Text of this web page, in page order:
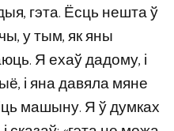
гэта. Ёсць нешта ў
у тым, як яны
Я ехаў дадому, і
і яна давяла мяне
машыну. Я ў думках